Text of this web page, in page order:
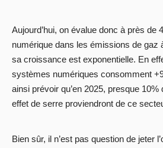
Aujourd’hui, on évalue donc à près de
numérique dans les émissions de gaz
sa croissance est exponentielle. En
systèmes numériques consomment
ainsi prévoir qu’en 2025, presque
effet de serre proviendront de ce
Bien sûr, il n’est pas question de jeter